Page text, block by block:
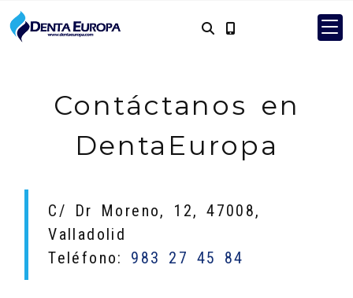
Contáctanos en
DentaEuropa
C/ Dr Moreno, 12, 47008,
Valladolid
Teléfono: 983 27 45 84